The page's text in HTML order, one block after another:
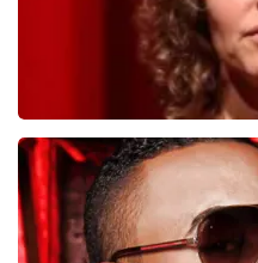
Esther van der Voort
690laatste 30 minuten
BESTEL NU